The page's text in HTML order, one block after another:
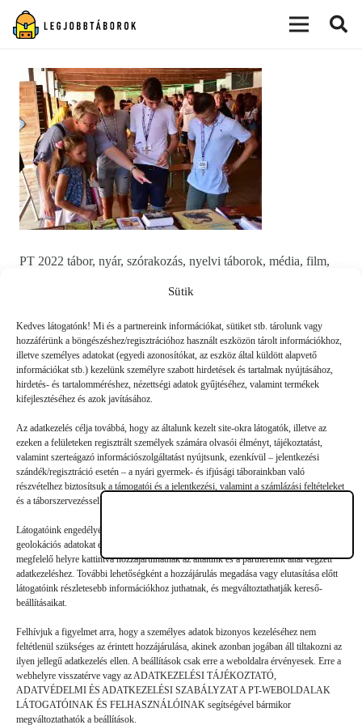
Sütik
Kedves látogatónk! Mi és a partnereink információkat, sütiket stb. tárolunk vagy
hozzáférünk a böngészéshez/regisztrációhoz használt eszközön tárolt információkhoz,
illetve személyes adatokat (egyedi azonosítókat, az eszköz által küldött alapvető
információkat stb.) kezelünk személyre szabott hirdetések és tartalmak nyújtásához,
hirdetés- és tartalomméréshez, nézettségi adatok gyűjtéséhez, valamint termékek
kifejlesztéséhez és azok javításához.
Az adatkezelés célja továbbá, hogy az általunk kezelt site-okra látogatók, illetve az
ezeken a felületeken regisztrált személyek számára olvasói élményt, tájékoztatást,
valamint szerteágazó információszolgáltatást nyújtsunk, ezenkívül – jelentkezési
szándék/regisztráció esetén – a nyári gyermek- és ifjúsági táborainkban való
részvételhez biztosítsuk a támogatói és a jelentkezési, valamint a számlázási feltételeket
és a táborszervezéssel kapcsolatos kommunikációt.
Látogatóink engedélyével mi és a partnereink eszközleolvasásos módszerrel szerzett
geolokációs adatokat és azonosítási információkat is felhasználhatunk. Látogatóink a
megfelelő helyre kattintva hozzájárulhatnak az általunk és a partnereink által végzett
adatkezeléshez. További lehetőségként a hozzájárulás megadása vagy elutasítása előtt
látogatóink részletesebb információkhoz juthatnak, és megváltoztathatják kereső-
beállításaikat.
Felhívjuk a figyelmet arra, hogy a személyes adatok bizonyos kezeléséhez nem
feltétlenül szükséges az érintett hozzájárulása, akinek azonban jogában áll tiltakozni az
ilyen jellegű adatkezelés ellen. A beállítások csak erre a weboldalra érvényesek. Erre a
webhelyre visszatérve vagy az ADATKEZELÉSI TÁJÉKOZTATÓ,
ADATVÉDELMI ÉS ADATKEZELÉSI SZABÁLYZAT A PT-WEBOLDALAK
LÁTOGATÓINAK ÉS FELHASZNÁLÓINAK segítségével bármikor
megváltoztathatók a beállítások.
PT 2022 tábor, nyár, szórakozás, nyelvi táborok, média, film,
Vélemény, hozzászólás?
karakterrel jelöltük
Hozzászólás küldése